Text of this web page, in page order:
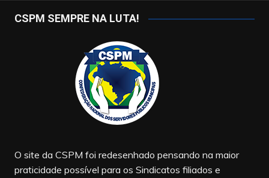
CSPM SEMPRE NA LUTA!
O site da CSPM foi redesenhado pensando na maior
praticidade possível para os Sindicatos filiados e